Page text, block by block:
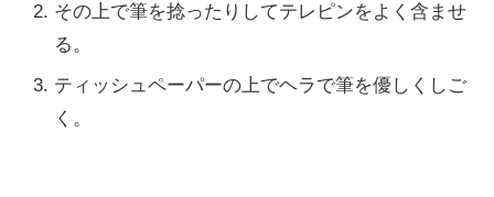
その上で筆を捻ったりしてテレピンをよく含ませ
る。
ティッシュペーパーの上でヘラで筆を優しくしご
く。